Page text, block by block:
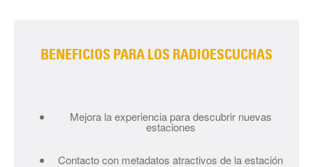
BENEFICIOS PARA LOS RADIOESCUCHAS
Mejora la experiencia para descubrir nuevas
estaciones
Contacto con metadatos atractivos de la estación